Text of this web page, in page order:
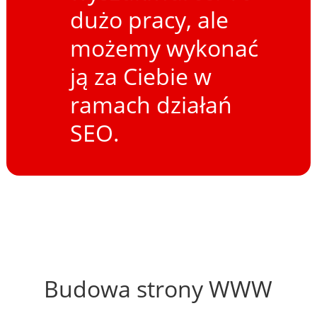
dużo pracy, ale
możemy wykonać
ją za Ciebie w
ramach działań
SEO.
Budowa strony WWW